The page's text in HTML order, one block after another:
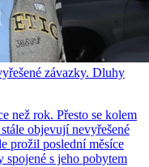
závazky. Dluhy
než rok. Přesto se kolem
objevují nevyřešené
prožil poslední měsíce
spojené s jeho pobytem